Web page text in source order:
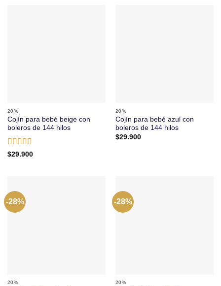
20%
Cojín para bebé beige con
boleros de 144 hilos
Valorado
$29.900
20%
Cojín para bebé azul con
boleros de 144 hilos
$29.900
-28%
20%
-28%
20%